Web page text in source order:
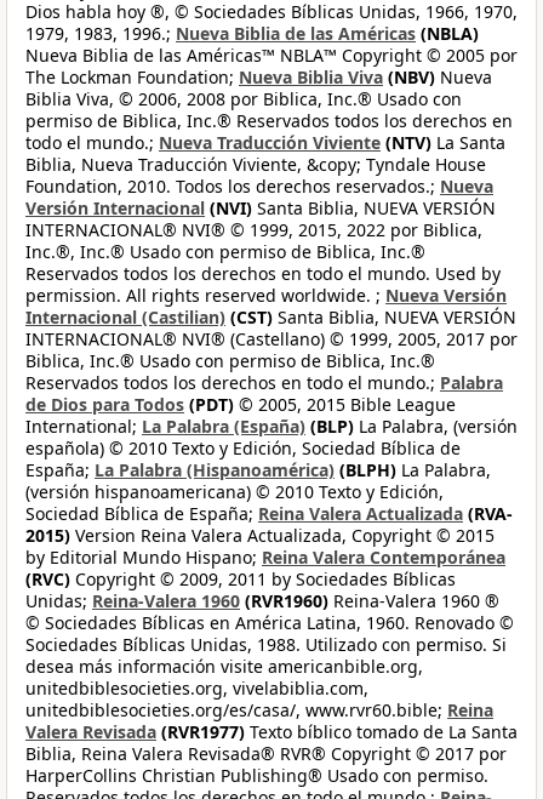
Dios habla hoy ®, © Sociedades Bíblicas Unidas, 1966, 1970,
1979, 1983, 1996.; Nueva Biblia de las Américas (NBLA)
Nueva Biblia de las Américas™ NBLA™ Copyright © 2005 por
The Lockman Foundation; Nueva Biblia Viva (NBV) Nueva
Biblia Viva, © 2006, 2008 por Biblica, Inc.® Usado con
permiso de Biblica, Inc.® Reservados todos los derechos en
todo el mundo.; Nueva Traducción Viviente (NTV) La Santa
Biblia, Nueva Traducción Viviente, &copy; Tyndale House
Foundation, 2010. Todos los derechos reservados.; Nueva
Versión Internacional (NVI) Santa Biblia, NUEVA VERSIÓN
INTERNACIONAL® NVI® © 1999, 2015, 2022 por Biblica,
Inc.®, Inc.® Usado con permiso de Biblica, Inc.®
Reservados todos los derechos en todo el mundo. Used by
permission. All rights reserved worldwide. ; Nueva Versión
Internacional (Castilian) (CST) Santa Biblia, NUEVA VERSIÓN
INTERNACIONAL® NVI® (Castellano) © 1999, 2005, 2017 por
Biblica, Inc.® Usado con permiso de Biblica, Inc.®
Reservados todos los derechos en todo el mundo.; Palabra
de Dios para Todos (PDT) © 2005, 2015 Bible League
International; La Palabra (España) (BLP) La Palabra, (versión
española) © 2010 Texto y Edición, Sociedad Bíblica de
España; La Palabra (Hispanoamérica) (BLPH) La Palabra,
(versión hispanoamericana) © 2010 Texto y Edición,
Sociedad Bíblica de España; Reina Valera Actualizada (RVA-
2015) Version Reina Valera Actualizada, Copyright © 2015
by Editorial Mundo Hispano; Reina Valera Contemporánea
(RVC) Copyright © 2009, 2011 by Sociedades Bíblicas
Unidas; Reina-Valera 1960 (RVR1960) Reina-Valera 1960 ®
© Sociedades Bíblicas en América Latina, 1960. Renovado ©
Sociedades Bíblicas Unidas, 1988. Utilizado con permiso. Si
desea más información visite americanbible.org,
unitedbiblesocieties.org, vivelabiblia.com,
unitedbiblesocieties.org/es/casa/, www.rvr60.bible; Reina
Valera Revisada (RVR1977) Texto bíblico tomado de La Santa
Biblia, Reina Valera Revisada® RVR® Copyright © 2017 por
HarperCollins Christian Publishing® Usado con permiso.